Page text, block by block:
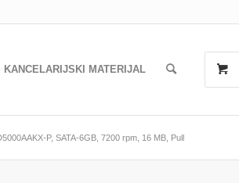
KANCELARIJSKI MATERIJAL
P, SATA-6GB, 7200 rpm, 16 MB, Pull